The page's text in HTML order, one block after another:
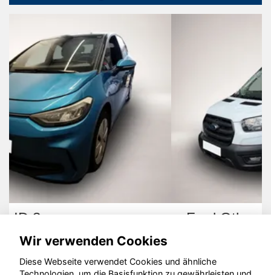
Ford Other
Wir verwenden Cookies
Diese Webseite verwendet Cookies und ähnliche